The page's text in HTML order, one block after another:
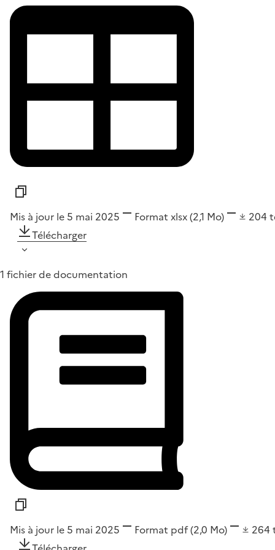
Mis à jour le 5 mai 2025 Format xlsx(2,1 Mo) 204
Télécharger
1 fichier de documentation
Mis à jour le 5 mai 2025 Format pdf(2,0 Mo) 264